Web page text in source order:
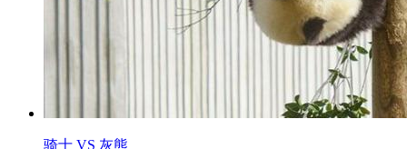
骑士 VS 灰熊